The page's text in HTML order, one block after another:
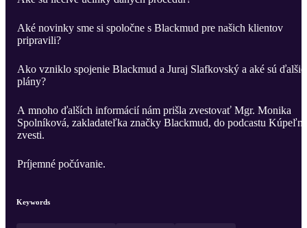
Aké novinky sme si spoločne s Blackmud pre našich klientov
pripravili?
Ako vzniklo spojenie Blackmud a Juraj Slafkovský a aké sú ďalšie
plány?
A mnoho ďalších informácií nám prišla zvestovať Mgr. Monika
Spolníková, zakladateľka značky Blackmud, do podcastu Kúpeľné
zvesti.
Príjemné počúvanie.
Keywords